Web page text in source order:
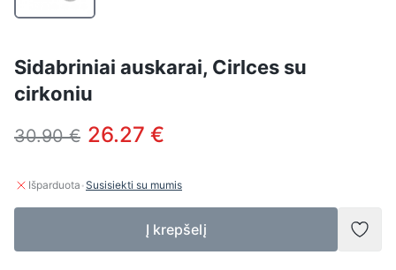
Sidabriniai auskarai, Cirlces su
cirkoniu
30.90 € 26.27 €
Išparduota ·Susisiekti su mumis
Į krepšelį